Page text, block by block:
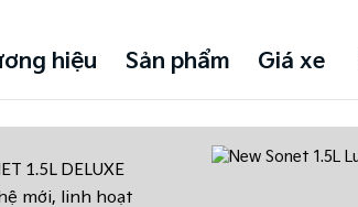
hiệu Sản phẩm Giá xe
1.5L DELUXE
mới, linh hoạt